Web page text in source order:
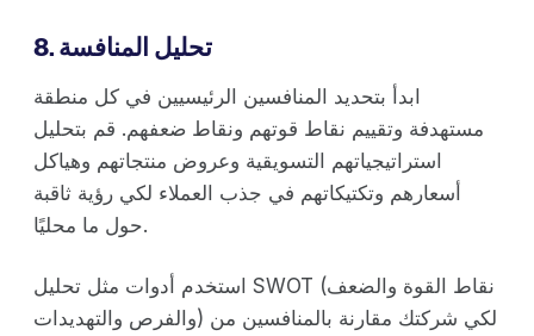
8. تحليل المنافسة
ابدأ بتحديد المنافسين الرئيسيين في كل منطقة
مستهدفة وتقييم نقاط قوتهم ونقاط ضعفهم. قم بتحليل
استراتيجياتهم التسويقية وعروض منتجاتهم وهياكل
أسعارهم وتكتيكاتهم في جذب العملاء لكي رؤية ثاقبة
حول ما محليًا.
استخدم أدوات مثل تحليل SWOT (نقاط القوة والضعف
والفرص والتهديدات) لكي شركتك مقارنة بالمنافسين من